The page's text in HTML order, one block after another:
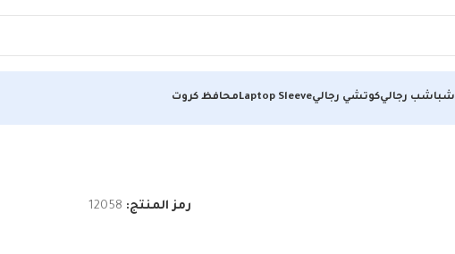
شباشب رجاليكوتشي رجاليLaptop Sleeveمحافظ كروت
رمز المنتج: 12058